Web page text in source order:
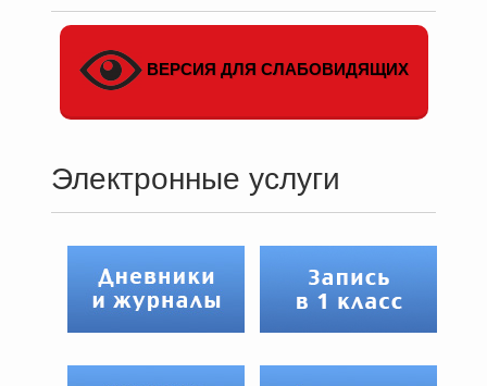
ВЕРСИЯ ДЛЯ СЛАБОВИДЯЩИХ
Электронные услуги